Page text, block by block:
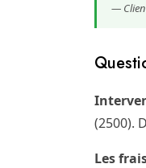
—
(2500).
Les